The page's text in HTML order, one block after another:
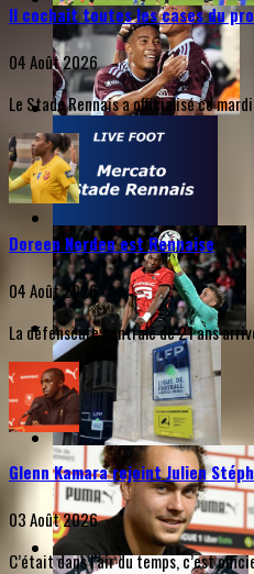
Il cochait toutes les cases du
04 Août 2026
Le Stade Rennais a officialisé ce
Doreen Norden est Rennaise
04 Août 2026
La défenseure centrale de 21 ans
Glenn Kamara rejoint Julien
03 Août 2026
C’était dans l’air du temps, c’est